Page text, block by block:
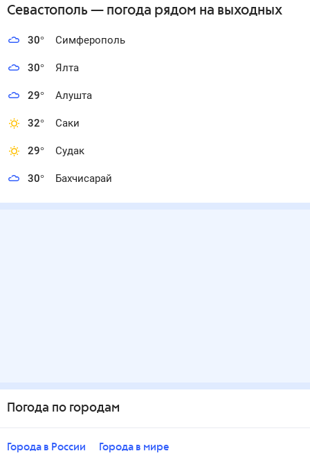
Севастополь — погода рядом на выходных
30° Симферополь
30° Ялта
29° Алушта
32° Саки
29° Судак
30° Бахчисарай
Погода по городам
Города в России Города в мире